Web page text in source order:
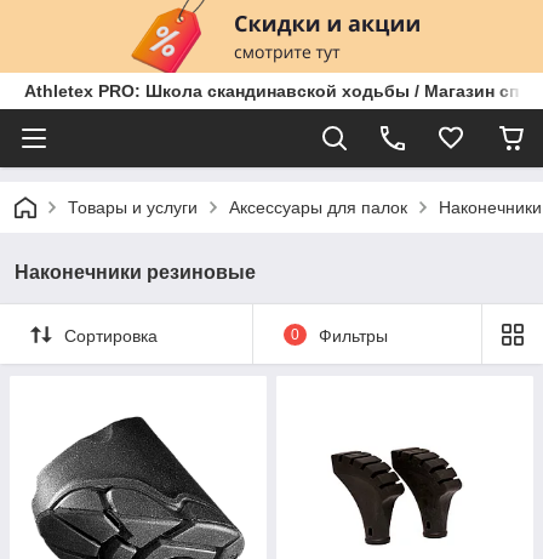
Athletex PRO: Школа скандинавской ходьбы / Магазин
Товары и услуги Аксессуары для палок
Наконечники резиновые
Сортировка 0 Фильтры